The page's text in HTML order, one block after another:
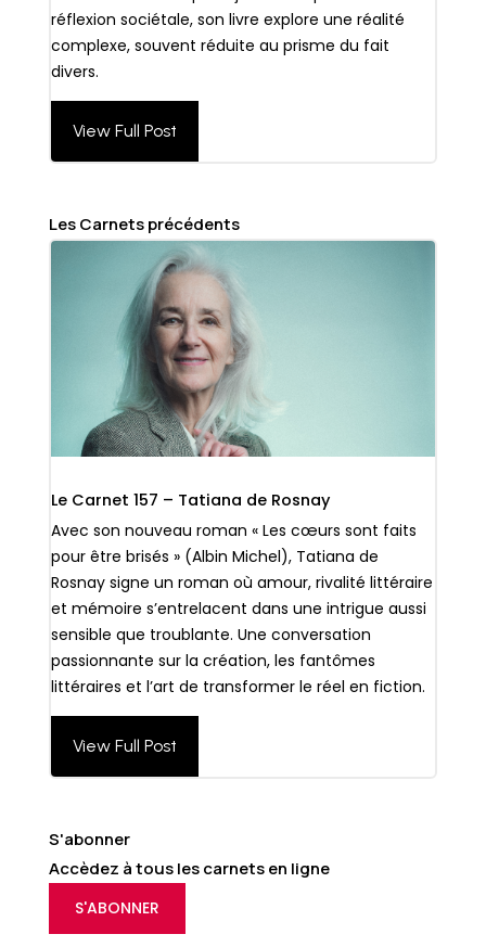
réflexion sociétale, son livre explore une réalité
complexe, souvent réduite au prisme du fait
divers.
View Full Post
Les Carnets précédents
Le Carnet 157 – Tatiana de Rosnay
Avec son nouveau roman « Les cœurs sont faits
pour être brisés » (Albin Michel), Tatiana de
Rosnay signe un roman où amour, rivalité littéraire
et mémoire s’entrelacent dans une intrigue aussi
sensible que troublante. Une conversation
passionnante sur la création, les fantômes
littéraires et l’art de transformer le réel en fiction.
View Full Post
S'abonner
Accèdez à tous les carnets en ligne
S'ABONNER